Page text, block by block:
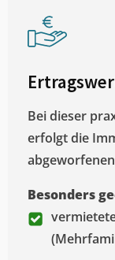
Bei dieser
erfolgt die
Besonders